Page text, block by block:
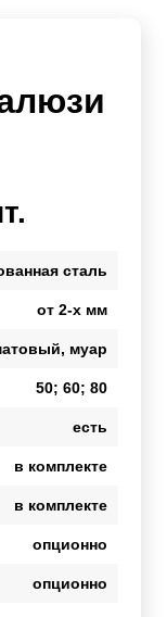
сталь
от 2-х мм
муар
50; 60; 80
есть
в комплекте
в комплекте
опционно
опционно